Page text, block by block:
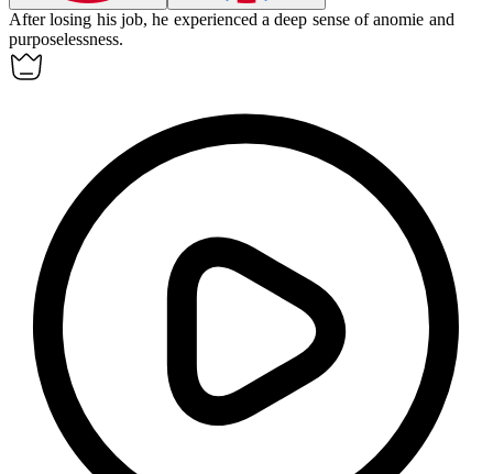
After losing his job, he experienced a deep sense ofanomie and
purposelessness.